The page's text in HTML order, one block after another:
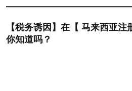
【税务诱因】在【 马来西亚
你知道吗？